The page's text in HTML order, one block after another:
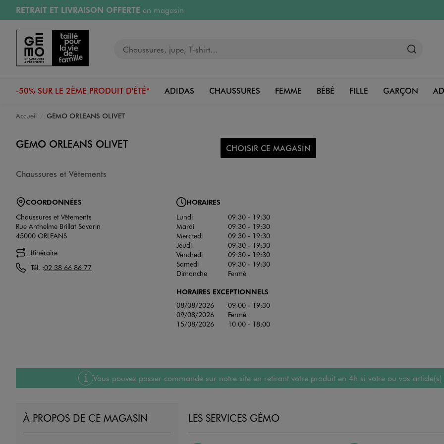
Aller au contenu principal
Aller à la navigation
RETRAIT ET LIVRAISON OFFERTE en magasin
Retours OFFERTSpendant 30 jours
PAYEZ EN 3x SANS FRAIS
dès 50€
RÉSERVATION GRATUITE
-50% SUR LE 2ÈME PRODUIT D'ÉTÉ* ADIDAS CHAUSSURES FEMME BÉBÉ FILLE GARÇON
Accueil GEMO ORLEANS OLIVET
GEMO ORLEANS OLIVET
Chaussures et Vêtements
CHOISIR CE MAGASIN
COORDONNÉES
Chaussures et Vêtements
Rue Anthelme Brillat Savarin
45000 ORLEANS
Itinéraire
Tél. :02 38 66 86 77
HORAIRES
Lundi
09:30 - 19:30
Mardi
09:30 - 19:30
Mercredi
09:30 - 19:30
Jeudi
09:30 - 19:30
Vendredi
09:30 - 19:30
Samedi
09:30 - 19:30
Dimanche
Fermé
HORAIRES EXCEPTIONNELS
08/08/2026
09:00 - 19:30
09/08/2026
Fermé
15/08/2026
10:00 - 18:00
Vous pouvez passer commande sur notre site en retirant votre produit en 4h si votre ou vos
À PROPOS DE CE MAGASIN LES SERVICES GÉMO